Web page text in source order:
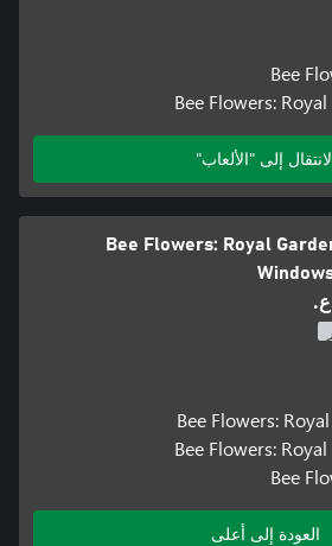
Bee
Bee Flowers:
إلى "الألعاب"
Bee Flowers: Royal
Bee Flowers:
Bee Flowers:
Bee
العودة إلى أعلى